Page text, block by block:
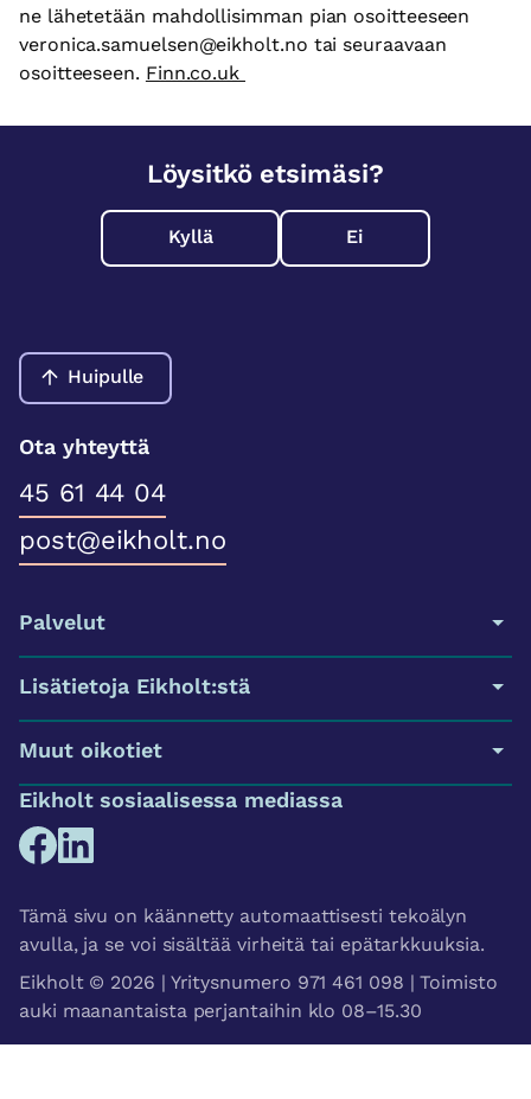
ne lähetetään mahdollisimman pian osoitteeseen
veronica.samuelsen@eikholt.no tai seuraavaan
osoitteeseen. Finn.co.uk
Löysitkö etsimäsi?
Kyllä Ei
Huipulle
Ota yhteyttä
45 61 44 04
post@eikholt.no
Palvelut
Lisätietoja Eikholt:stä
Muut oikotiet
Eikholt sosiaalisessa mediassa
Tämä sivu on käännetty automaattisesti tekoälyn
avulla, ja se voi sisältää virheitä tai epätarkkuuksia.
Eikholt © 2026 | Yritysnumero 971 461 098 | Toimisto
auki maanantaista perjantaihin klo 08–15.30